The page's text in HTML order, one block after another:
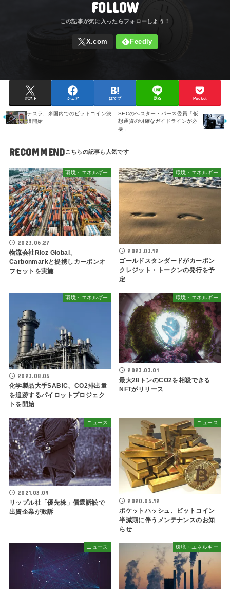
FOLLOW
ポスト シェア はてブ 送る Pocket
テスラ、米国内でのビットコイン決
済開始
SECのヘスター・パース委員「仮
想通貨の明確なガイドラインが必
要」
RECOMMEND
環境・エネルギー
2023.06.27
物流会社Rioz Global、
Carbonmarkと提携しカーボンオ
フセットを実施
環境・エネルギー
2023.03.12
ゴールドスタンダードがカーボン
クレジット・トークンの発行を予
定
環境・エネルギー
2023.08.05
化学製品大手SABIC、CO2排出量
を追跡するパイロットプロジェク
トを開始
環境・エネルギー
2023.03.01
最大28トンのCO2を相殺できる
NFTがリリース
ニュース
2021.03.09
リップル社「優先株」償還訴訟で
出資企業が敗訴
ニュース
2020.05.12
ポケットハッシュ、ビットコイン
半減期に伴うメンテナンスのお知
らせ
ニュース 環境・エネルギー